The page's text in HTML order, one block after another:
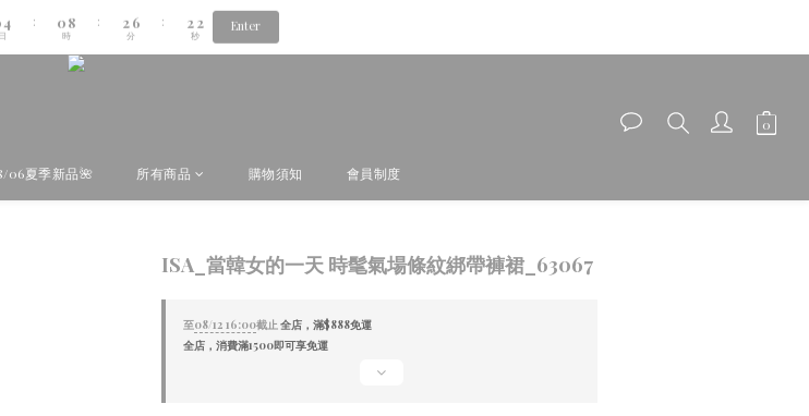
Aug.12th new collection...🌺
4
3
日
:
08
7
6
0
時
:
2
1
6
5
分
:
2
1
1
0
秒
Enter
06夏季新品🌺 所有商品 購物須知 會員制度
ISA_當韓女的一天 時髦氣場條紋綁帶褲裙_63067
至08/12 16:00截止 全店，滿$888免運
全店，消費滿1500即可享免運